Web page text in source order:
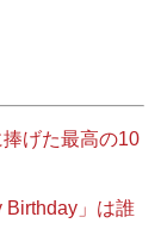
げた最高の10
Birthday」は誰